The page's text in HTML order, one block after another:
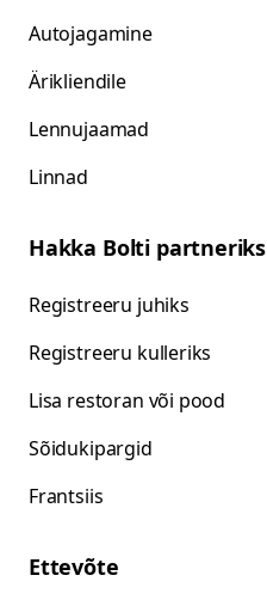
Autojagamine
Ärikliendile
Lennujaamad
Linnad
Hakka Bolti partneriks
Registreeru juhiks
Registreeru kulleriks
Lisa restoran või pood
Sõidukipargid
Frantsiis
Ettevõte